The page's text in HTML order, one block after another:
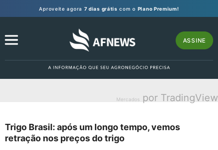
Aproveite agora 7 dias grátis com o Plano Premium!
ASSINE
Mercados por TradingView
Trigo Brasil: após um longo tempo, vemos
retração nos preços do trigo